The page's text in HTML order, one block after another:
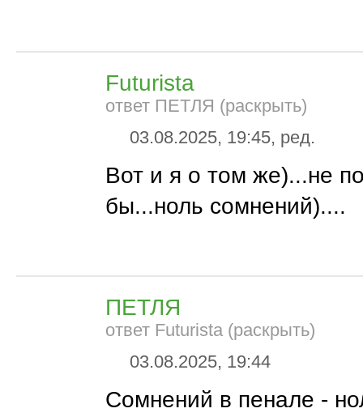
Futurista
ответ ПЕТЛЯ (раскрыть)
03.08.2025, 19:45, ред.
Вот и я о том же)...не
бы...ноль сомнений)....
ПЕТЛЯ
ответ Futurista (раскрыть)
03.08.2025, 19:44
Сомнений в пенале -